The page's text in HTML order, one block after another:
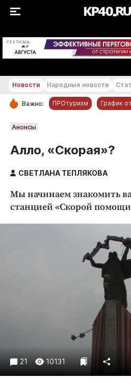
РЕКЛАМА
РУБРИКИ
Обнинск
Новости компаний
Статьи
Авто и транспорт
Недвижимость и ЖКХ
Происшествия
Спорт
Экономика и бизнес
Новости Народные новости
Важно: ПРОтуризм График
Анонсы
Алло, «Скорая»?
СВЕТЛАНА ТЕПЛЯКОВА
Мы начинаем знакомить
станцией «Скорой
21 10131